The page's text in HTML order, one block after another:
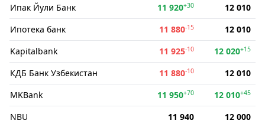
Ипак Йули Банк
11 920+30
12 010
Ипотека банк
11 880-15
12 010
Kapitalbank
11 925-10 12 020+15
КДБ Банк Узбекистан 11 880-10
12 010
MKBank
11 950+70 12 010+45
NBU 11 940
12 000